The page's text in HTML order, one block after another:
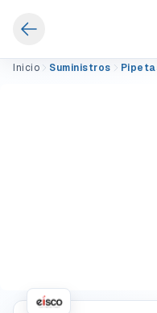
Inicio Suministros